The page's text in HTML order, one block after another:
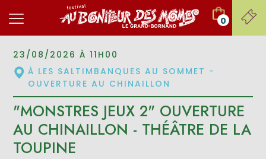
0
23/08/2026 À 11H00
À LES SALTIMBANQUES AU SOMMET -
OUVERTURE AU CHINAILLON
"MONSTRES JEUX 2" OUVERTURE
AU CHINAILLON - THÉÂTRE DE LA
TOUPINE